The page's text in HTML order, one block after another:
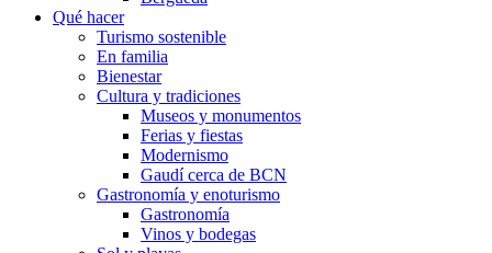
Qué hacer
Turismo sostenible
En familia
Bienestar
Cultura y tradiciones
Museos y monumentos
Ferias y fiestas
Modernismo
Gaudí cerca de BCN
Gastronomía y enoturismo
Gastronomía
Vinos y bodegas